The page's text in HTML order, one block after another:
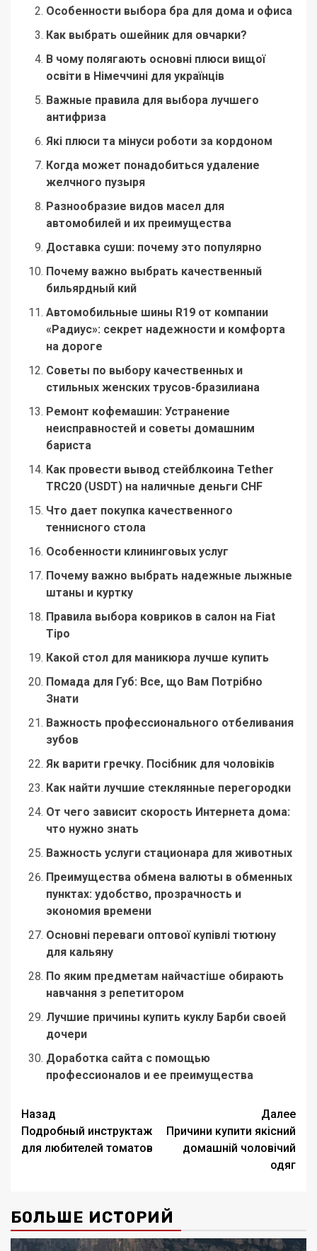
Особенности выбора бра для дома и офиса
Как выбрать ошейник для овчарки?
В чому полягають основні плюси вищої
освіти в Німеччині для українців
Важные правила для выбора лучшего
антифриза
Які плюси та мінуси роботи за кордоном
Когда может понадобиться удаление
желчного пузыря
Разнообразие видов масел для
автомобилей и их преимущества
Доставка суши: почему это популярно
Почему важно выбрать качественный
бильярдный кий
Автомобильные шины R19 от компании
«Радиус»: секрет надежности и комфорта
на дороге
Советы по выбору качественных и
стильных женских трусов-бразилиана
Ремонт кофемашин: Устранение
неисправностей и советы домашним
бариста
Как провести вывод стейблкоина Tether
TRC20 (USDT) на наличные деньги CHF
Что дает покупка качественного
теннисного стола
Особенности клининговых услуг
Почему важно выбрать надежные лыжные
штаны и куртку
Правила выбора ковриков в салон на Fiat
Tipo
Какой стол для маникюра лучше купить
Помада для Губ: Все, що Вам Потрібно
Знати
Важность профессионального отбеливания
зубов
Як варити гречку. Посібник для чоловіків
Как найти лучшие стеклянные перегородки
От чего зависит скорость Интернета дома:
что нужно знать
Важность услуги стационара для животных
Преимущества обмена валюты в обменных
пунктах: удобство, прозрачность и
экономия времени
Основні переваги оптової купівлі тютюну
для кальяну
По яким предметам найчастіше обирають
навчання з репетитором
Лучшие причины купить куклу Барби своей
дочери
Доработка сайта с помощью
профессионалов и ее преимущества
Навигация
записи
Назад
Подробный инструктаж
для любителей томатов
Далее
Причини купити якісний
домашній чоловічий
одяг
БОЛЬШЕ ИСТОРИЙ